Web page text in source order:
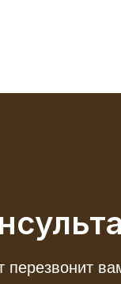
перезвонит